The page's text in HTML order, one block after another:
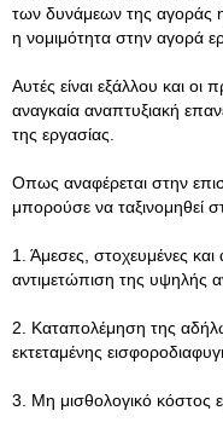
των δυνάμεων της αγοράς
η νομιμότητα στην αγορά
Αυτές είναι εξάλλου και οι
αναγκαία αναπτυξιακή
της εργασίας.
Οπως αναφέρεται στην
μπορούσε να ταξινομηθεί
1. Άμεσες, στοχευμένες και
αντιμετώπιση της υψηλής
2. Καταπολέμηση της
εκτεταμένης
3. Μη μισθολογικό κόστος